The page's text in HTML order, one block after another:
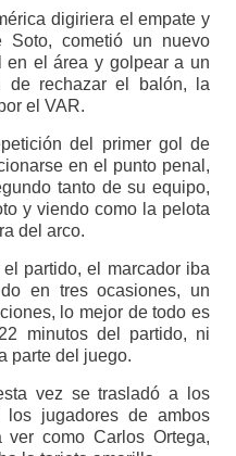
digiriera el empate y
Soto, cometió un nuevo
en el área y golpear a un
de rechazar el balón, la
el VAR.
del primer gol de
en el punto penal,
tanto de su equipo,
y viendo como la pelota
del arco.
partido, el marcador iba
en tres ocasiones, un
lo mejor de todo es
minutos del partido, ni
parte del juego.
vez se trasladó a los
los jugadores de ambos
ver como Carlos Ortega,